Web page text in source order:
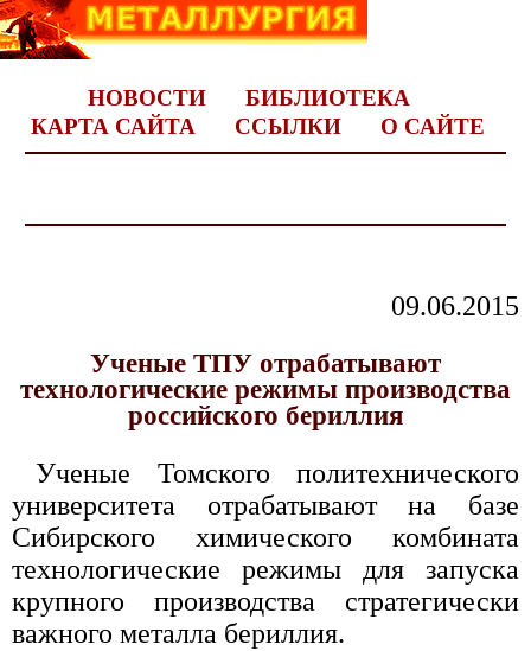
НОВОСТИ
БИБЛИОТЕКА
КАРТА САЙТА
ССЫЛКИ О САЙТЕ
09.06.2015
Ученые ТПУ отрабатывают
технологические режимы производства
российского бериллия
Ученые Томского политехнического
университета отрабатывают на базе
Сибирского химического комбината
технологические режимы для запуска
крупного производства стратегически
важного металла бериллия.